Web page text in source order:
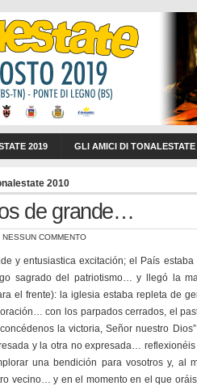
2019 GLI AMICI DI TONALESTATE
2010
de grande…
NESSUN COMMENTO
y entusiastica excitación; el País
sagrado del patriotismo… y llegó la
el frente): la iglesia estaba repleta de
con los parpados cerrados, el
la victoria, Señor nuestro
y la otra no expresada…
una bendición para vosotros y, al
vecino… y en el momento en el que